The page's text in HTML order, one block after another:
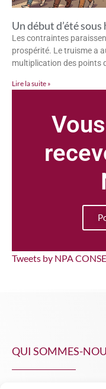
Un début d’été
Les contraintes
prospérité. Le truisme a
multiplication des points
Lire la suite »
Tweets by NPA
QUI SOMMES-